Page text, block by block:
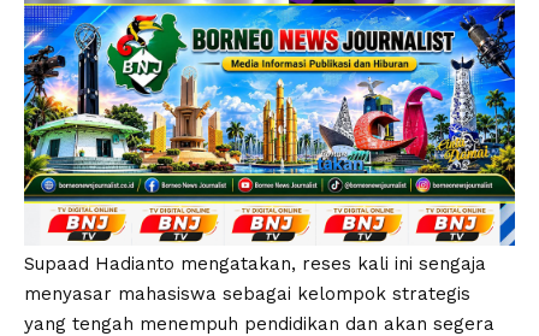
Supaad Hadianto mengatakan, reses kali ini sengaja
menyasar mahasiswa sebagai kelompok strategis
yang tengah menempuh pendidikan dan akan segera